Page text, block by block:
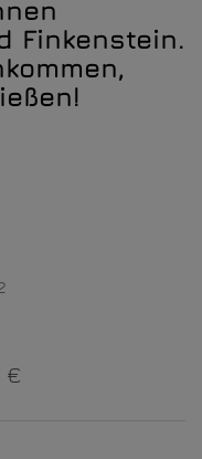
Finkenstein.
€